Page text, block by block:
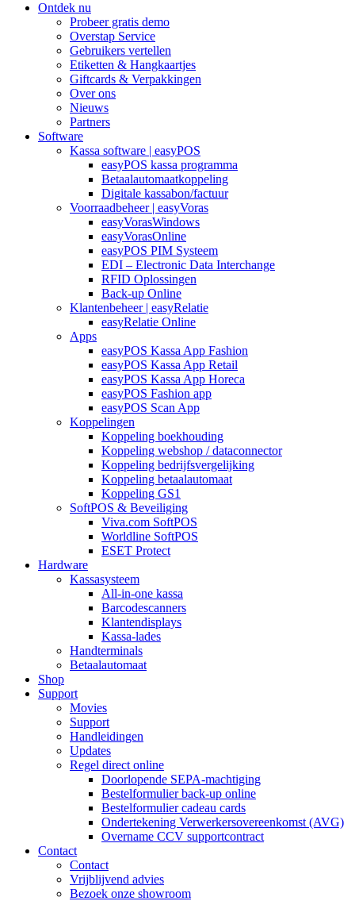
Ontdek nu
Probeer gratis demo
Overstap Service
Gebruikers vertellen
Etiketten & Hangkaartjes
Giftcards & Verpakkingen
Over ons
Nieuws
Partners
Software
Kassa software | easyPOS
easyPOS kassa programma
Betaalautomaatkoppeling
Digitale kassabon/factuur
Voorraadbeheer | easyVoras
easyVorasWindows
easyVorasOnline
easyPOS PIM Systeem
EDI – Electronic Data Interchange
RFID Oplossingen
Back-up Online
Klantenbeheer | easyRelatie
easyRelatie Online
Apps
easyPOS Kassa App Fashion
easyPOS Kassa App Retail
easyPOS Kassa App Horeca
easyPOS Fashion app
easyPOS Scan App
Koppelingen
Koppeling boekhouding
Koppeling webshop / dataconnector
Koppeling bedrijfsvergelijking
Koppeling betaalautomaat
Koppeling GS1
SoftPOS & Beveiliging
Viva.com SoftPOS
Worldline SoftPOS
ESET Protect
Hardware
Kassasysteem
All-in-one kassa
Barcodescanners
Klantendisplays
Kassa-lades
Handterminals
Betaalautomaat
Shop
Support
Movies
Support
Handleidingen
Updates
Regel direct online
Doorlopende SEPA-machtiging
Bestelformulier back-up online
Bestelformulier cadeau cards
Ondertekening Verwerkersovereenkomst (AVG)
Overname CCV supportcontract
Contact
Contact
Vrijblijvend advies
Bezoek onze showroom